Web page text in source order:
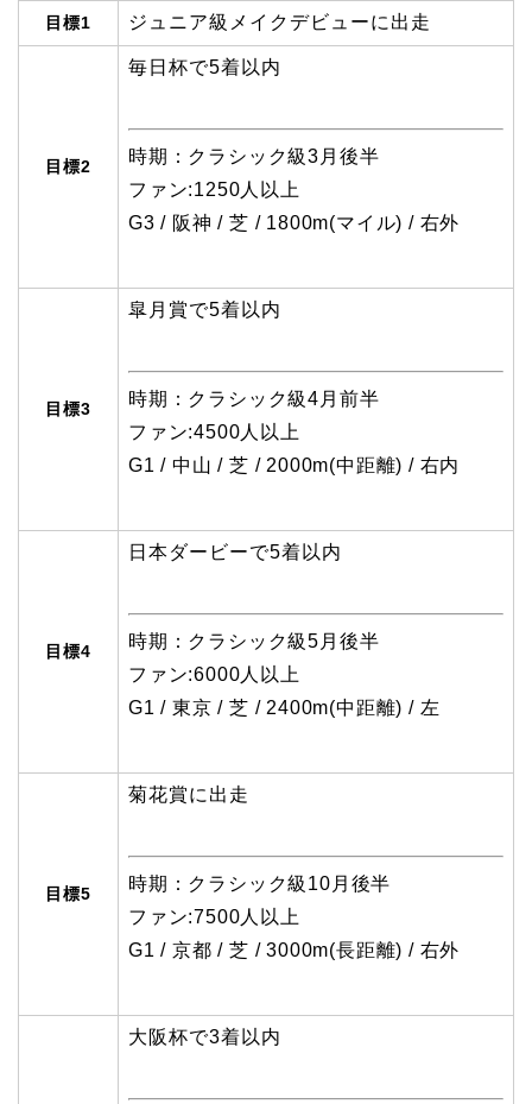
目標1 ジュニア級メイクデビューに出走
目標2
毎日杯で5着以内
時期：クラシック級3月後半
ファン:1250人以上
G3 / 阪神 / 芝 / 1800m(マイル) / 右外
目標3
皐月賞で5着以内
時期：クラシック級4月前半
ファン:4500人以上
G1 / 中山 / 芝 / 2000m(中距離) / 右内
目標4
日本ダービーで5着以内
時期：クラシック級5月後半
ファン:6000人以上
G1 / 東京 / 芝 / 2400m(中距離) / 左
目標5
菊花賞に出走
時期：クラシック級10月後半
ファン:7500人以上
G1 / 京都 / 芝 / 3000m(長距離) / 右外
大阪杯で3着以内